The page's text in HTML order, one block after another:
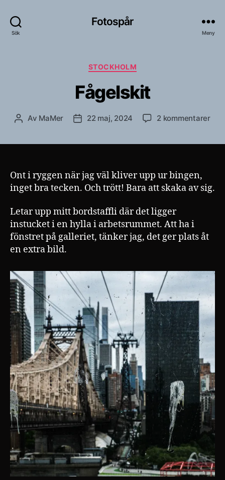
Sök
Fotospår
Meny
Kategorier
STOCKHOLM
Fågelskit
Inläggsförfattare
Av MaMer Inläggsdatum
22 maj, 2024 2 kommentarertill
Ont i ryggen när jag väl kliver upp ur bingen,
inget bra tecken. Och trött! Bara att skaka av sig.
Letar upp mitt bordstaffli där det ligger
instucket i en hylla i arbetsrummet. Att ha i
fönstret på galleriet, tänker jag, det ger plats åt
en extra bild.